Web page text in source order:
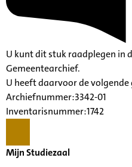
U kunt dit stuk raadplegen in
Gemeentearchief.
U heeft daarvoor de volgende
Archiefnummer:3342-01
Inventarisnummer:1742
Mijn Studiezaal